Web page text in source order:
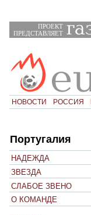
ПРОЕКТ
ПРЕДСТАВЛЯЕТ
НОВОСТИ РОССИЯ
Португалия
НАДЕЖДА
ЗВЕЗДА
СЛАБОЕ ЗВЕНО
О КОМАНДЕ